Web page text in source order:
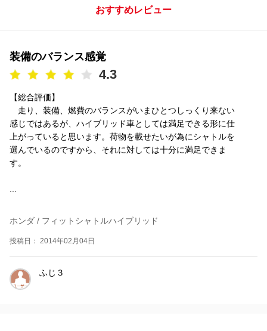
おすすめレビュー
装備のバランス感覚
4.3
【総合評価】
走り、装備、燃費のバランスがいまひとつしっくり来ない
感じではあるが、ハイブリッド車としては満足できる形に仕
上がっていると思います。荷物を載せたいが為にシャトルを
選んでいるのですから、それに対しては十分に満足できま
す。
ホンダ / フィットシャトルハイブリッド
投稿日： 2014年02月04日
ふじ３